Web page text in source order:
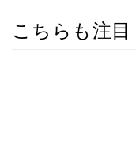
こちらも注目